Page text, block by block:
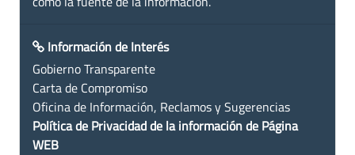
Información de Interés
Gobierno Transparente
Carta de Compromiso
Oficina de Información, Reclamos y Sugerencias
Política de Privacidad de la información de Página
WEB